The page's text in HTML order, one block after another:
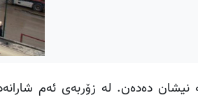
نیشان دەدەن. لە زۆربەی ئەم